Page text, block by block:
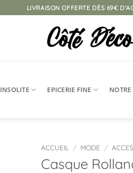
LIVRAISON OFFERTE DÈS 69€
INSOLITE EPICERIE FINE
ACCUEIL / MODE /
Casque